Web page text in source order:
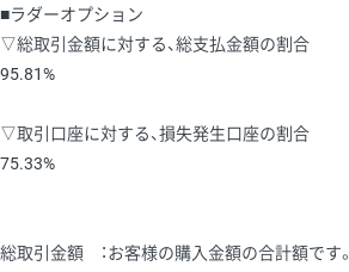
■ラダーオプション
▽総取引金額に対する、総支払金額の割合
95.81%
▽取引口座に対する、損失発生口座の割合
75.33%
総取引金額 ：お客様の購入金額の合計額です。